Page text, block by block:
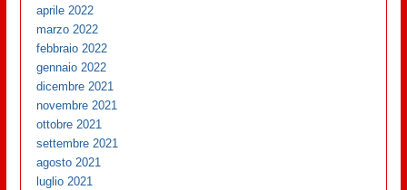
aprile 2022
marzo 2022
febbraio 2022
gennaio 2022
dicembre 2021
novembre 2021
ottobre 2021
settembre 2021
agosto 2021
luglio 2021